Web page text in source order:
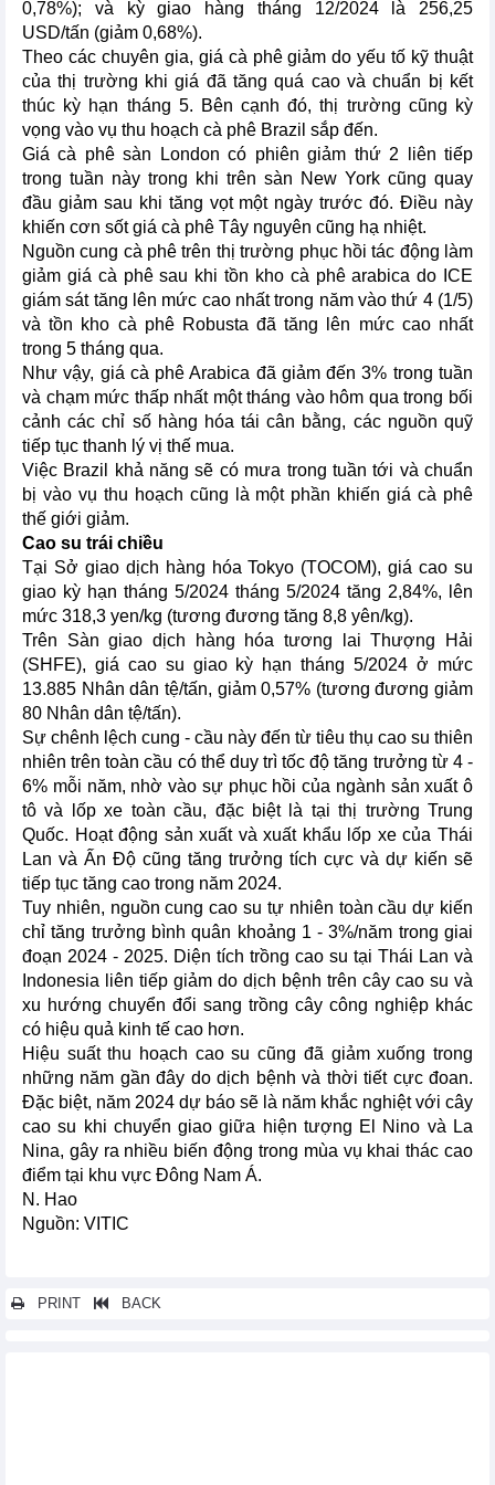
0,78%); và kỳ giao hàng tháng 12/2024 là 256,25
USD/tấn (giảm 0,68%).
Theo các chuyên gia, giá cà phê giảm do yếu tố kỹ thuật
của thị trường khi giá đã tăng quá cao và chuẩn bị kết
thúc kỳ hạn tháng 5. Bên cạnh đó, thị trường cũng kỳ
vọng vào vụ thu hoạch cà phê Brazil sắp đến.
Giá cà phê sàn London có phiên giảm thứ 2 liên tiếp
trong tuần này trong khi trên sàn New York cũng quay
đầu giảm sau khi tăng vọt một ngày trước đó. Điều này
khiến cơn sốt giá cà phê Tây nguyên cũng hạ nhiệt.
Nguồn cung cà phê trên thị trường phục hồi tác động làm
giảm giá cà phê sau khi tồn kho cà phê arabica do ICE
giám sát tăng lên mức cao nhất trong năm vào thứ 4 (1/5)
và tồn kho cà phê Robusta đã tăng lên mức cao nhất
trong 5 tháng qua.
Như vậy, giá cà phê Arabica đã giảm đến 3% trong tuần
và chạm mức thấp nhất một tháng vào hôm qua trong bối
cảnh các chỉ số hàng hóa tái cân bằng, các nguồn quỹ
tiếp tục thanh lý vị thế mua.
Việc Brazil khả năng sẽ có mưa trong tuần tới và chuẩn
bị vào vụ thu hoạch cũng là một phần khiến giá cà phê
thế giới giảm.
Cao su trái chiều
Tại Sở giao dịch hàng hóa Tokyo (TOCOM), giá cao su
giao kỳ hạn tháng 5/2024 tháng 5/2024 tăng 2,84%, lên
mức 318,3 yen/kg (tương đương tăng 8,8 yên/kg).
Trên Sàn giao dịch hàng hóa tương lai Thượng Hải
(SHFE), giá cao su giao kỳ hạn tháng 5/2024 ở mức
13.885 Nhân dân tệ/tấn, giảm 0,57% (tương đương giảm
80 Nhân dân tệ/tấn).
Sự chênh lệch cung - cầu này đến từ tiêu thụ cao su thiên
nhiên trên toàn cầu có thể duy trì tốc độ tăng trưởng từ 4 -
6% mỗi năm, nhờ vào sự phục hồi của ngành sản xuất ô
tô và lốp xe toàn cầu, đặc biệt là tại thị trường Trung
Quốc. Hoạt động sản xuất và xuất khẩu lốp xe của Thái
Lan và Ấn Độ cũng tăng trưởng tích cực và dự kiến sẽ
tiếp tục tăng cao trong năm 2024.
Tuy nhiên, nguồn cung cao su tự nhiên toàn cầu dự kiến
chỉ tăng trưởng bình quân khoảng 1 - 3%/năm trong giai
đoạn 2024 - 2025. Diện tích trồng cao su tại Thái Lan và
Indonesia liên tiếp giảm do dịch bệnh trên cây cao su và
xu hướng chuyển đổi sang trồng cây công nghiệp khác
có hiệu quả kinh tế cao hơn.
Hiệu suất thu hoạch cao su cũng đã giảm xuống trong
những năm gần đây do dịch bệnh và thời tiết cực đoan.
Đặc biệt, năm 2024 dự báo sẽ là năm khắc nghiệt với cây
cao su khi chuyển giao giữa hiện tượng El Nino và La
Nina, gây ra nhiều biến động trong mùa vụ khai thác cao
điểm tại khu vực Đông Nam Á.
N. Hao
Nguồn: VITIC
PRINT BACK